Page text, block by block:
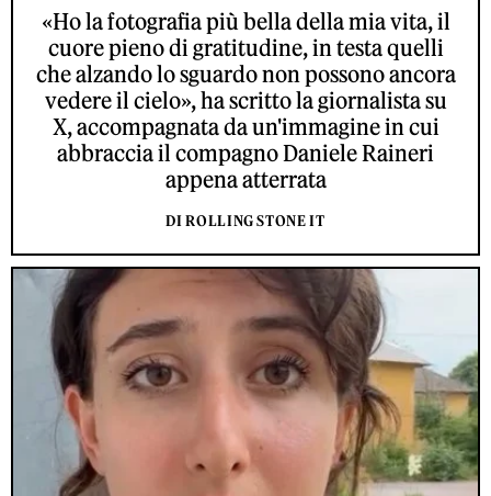
«Ho la fotografia più bella della mia vita, il
cuore pieno di gratitudine, in testa quelli
che alzando lo sguardo non possono ancora
vedere il cielo», ha scritto la giornalista su
X, accompagnata da un'immagine in cui
abbraccia il compagno Daniele Raineri
appena atterrata
DI ROLLING STONE IT